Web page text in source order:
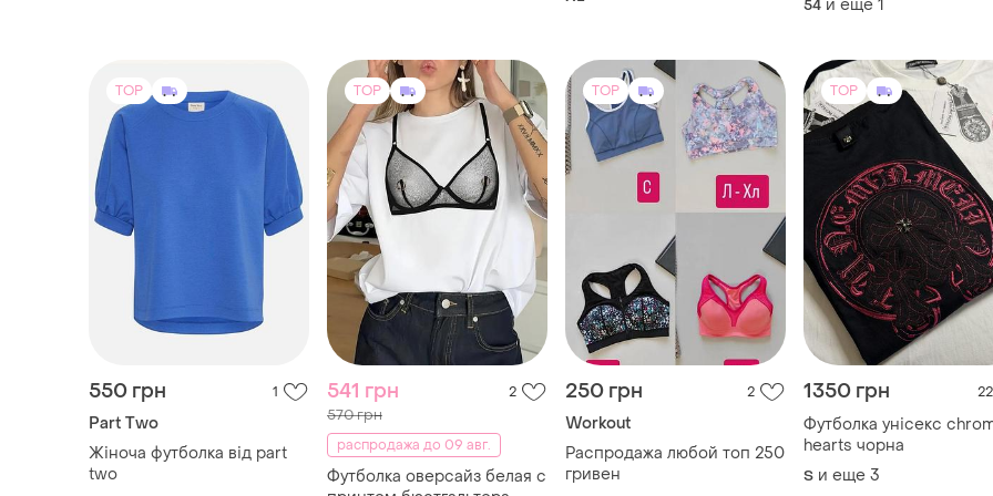
550 грн
Part Two
Жіноча футболка від part
541 грн 2
570 грн
распродажа до 09 авг.
Футболка оверсайз белая с
принтом бюстгальтера
женская oversize
L
250 грн 2
Распродажа любой топ 250
гривен
XХS и еще 4
1350 грн 22
Футболка унісекс
hearts чорна
S и еще 3